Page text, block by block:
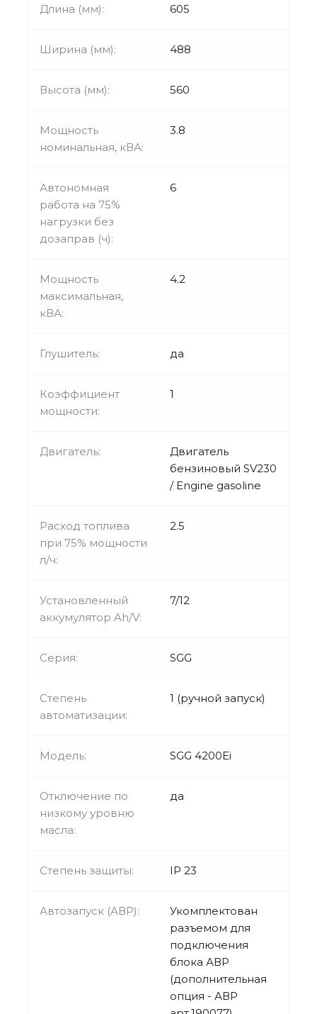
Длина (мм): 605
Ширина (мм): 488
Высота (мм): 560
Мощность
номинальная, кВА:
3.8
Автономная
работа на 75%
нагрузки без
дозаправ (ч):
6
Мощность
максимальная,
кВА:
4.2
Глушитель: да
Коэффициент
мощности:
1
Двигатель:
Двигатель
бензиновый SV230
/ Engine gasoline
Расход топлива
при 75% мощности
л/ч:
2.5
Установленный
аккумулятор Ah/V:
7/12
Серия: SGG
Степень
автоматизации:
1 (ручной запуск)
Модель: SGG 4200Ei
Отключение по
низкому уровню
масла:
да
Степень защиты: IP 23
Автозапуск (АВР):
Укомплектован
разъемом для
подключения
блока АВР
(дополнительная
опция - АВР